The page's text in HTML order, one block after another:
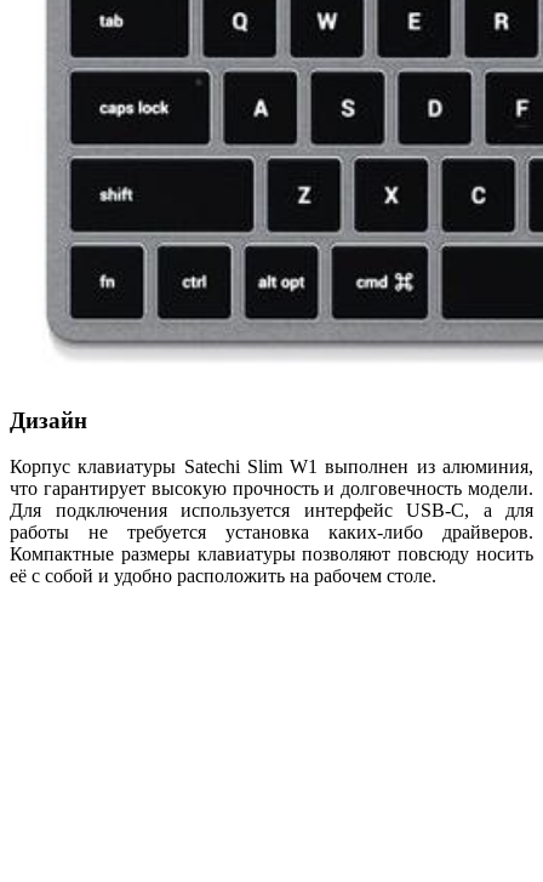
Дизайн
Корпус клавиатуры Satechi Slim W1 выполнен из алюминия,
что гарантирует высокую прочность и долговечность модели.
Для подключения используется интерфейс USB-C, а для
работы не требуется установка каких-либо драйверов.
Компактные размеры клавиатуры позволяют повсюду носить
её с собой и удобно расположить на рабочем столе.